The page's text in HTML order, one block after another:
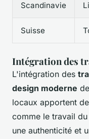
Scandinavie
Suisse
Intégration des
L'intégration des
design moderne
locaux apportent
comme le travail
une authenticité et